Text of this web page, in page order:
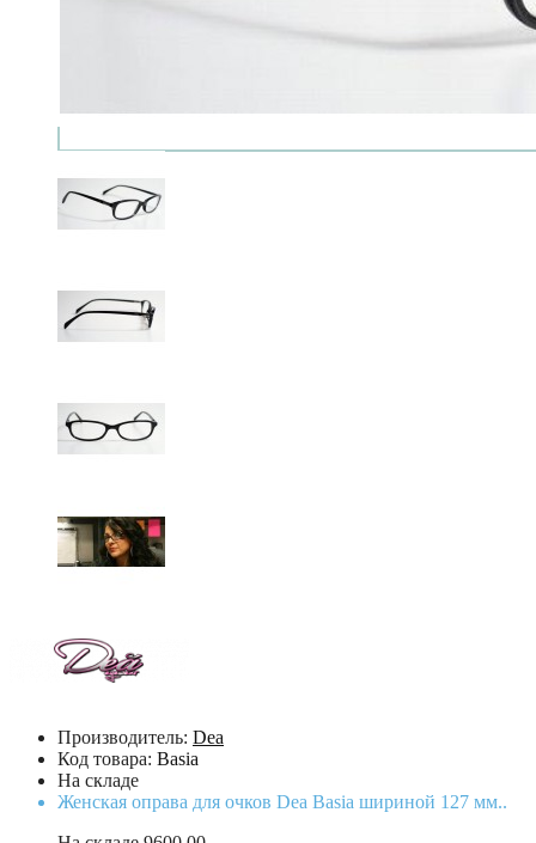
Производитель: Dea
Код товара: Basia
На складе
Женская оправа для очков Dea Basia шириной 127 мм..